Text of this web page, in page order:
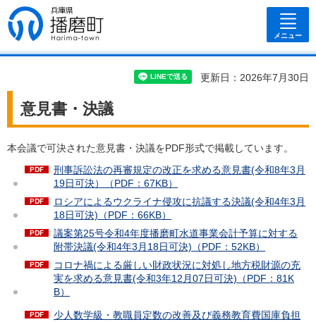
兵庫県 播磨
町
メニュー
更新日：2026年7月30日
意見書・決議
本会議で可決された意見書・決議をPDF形式で掲載しています。
刑事訴訟法の再審規定の改正を求める意見書(令和8年3月
19日可決）（PDF：67KB）
ロシアによるウクライナ侵攻に抗議する決議(令和4年3月
18日可決)（PDF：66KB）
議案第25号令和4年度播磨町水道事業会計予算に対する
附帯決議(令和4年3月18日可決)（PDF：52KB）
コロナ禍による厳しい財政状況に対処し地方税財源の充
実を求める意見書(令和3年12月07日可決)（PDF：81K
B）
少人数学級・教職員定数の改善及び義務教育費国庫負担